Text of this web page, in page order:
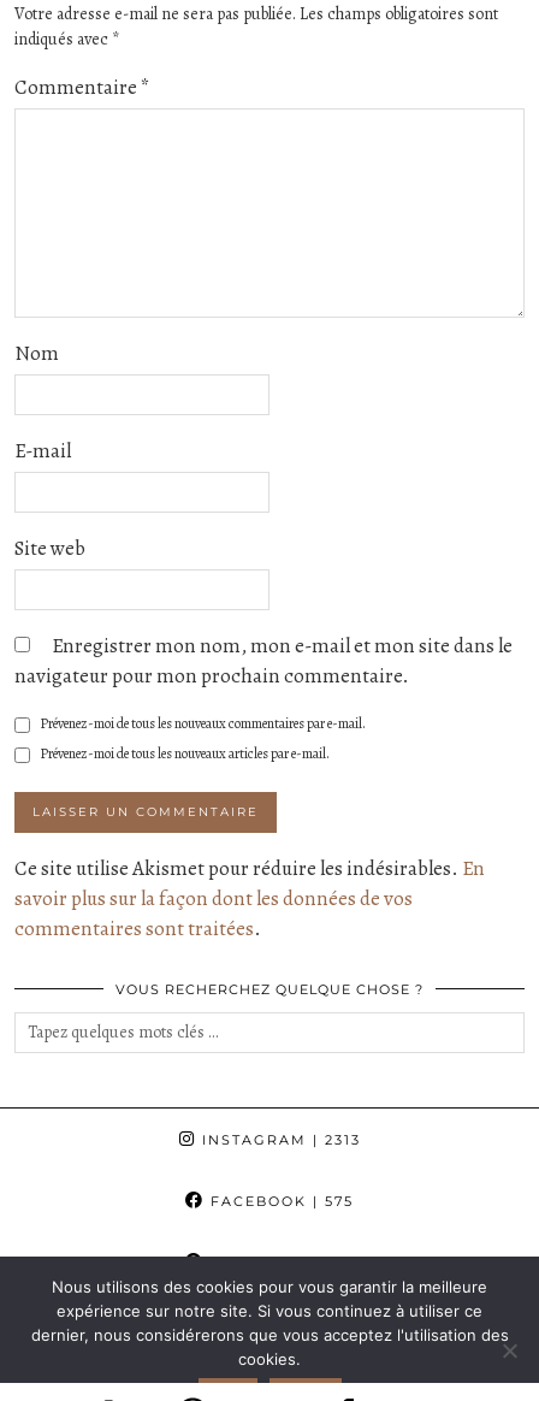
Votre adresse e-mail ne sera pas publiée. Les champs obligatoires sont
indiqués avec *
Commentaire *
Nom
E-mail
Site web
Enregistrer mon nom, mon e-mail et mon site dans le
navigateur pour mon prochain commentaire.
Prévenez-moi de tous les nouveaux commentaires par e-mail.
Prévenez-moi de tous les nouveaux articles par e-mail.
Ce site utilise Akismet pour réduire les indésirables. En
savoir plus sur la façon dont les données de vos
commentaires sont traitées.
VOUS RECHERCHEZ QUELQUE CHOSE ?
INSTAGRAM | 2313
FACEBOOK | 575
PINTEREST| 862
© 2015-2025 AURORE, ETC...
SITE DESIGN BY
Nous utilisons des cookies pour vous garantir la meilleure
expérience sur notre site. Si vous continuez à utiliser ce
dernier, nous considérerons que vous acceptez l'utilisation des
cookies.